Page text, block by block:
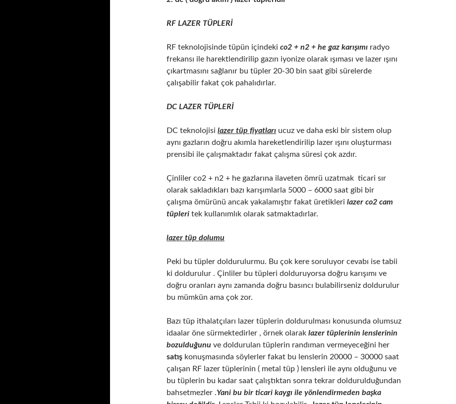
RF LAZER TÜPLERİ
RF teknolojisinde tüpün içindeki co2 + n2 + he gaz karışımı radyo
frekansı ile harektlendirilip gazın iyonize olarak ışıması ve lazer ışını
çıkartmasını sağlanır bu tüpler 20-30 bin saat gibi sürelerde
çalışabilir fakat çok pahalıdırlar.
DC LAZER TÜPLERİ
DC teknolojisi lazer tüp fiyatları ucuz ve daha eski bir sistem olup
aynı gazların doğru akımla hareketlendirilip lazer ışını oluşturması
prensibi ile çalışmaktadır fakat çalışma süresi çok azdır.
Çinliler co2 + n2 + he gazlarına ilaveten ömrü uzatmak ticari sır
olarak sakladıkları bazı karışımlarla 5000 – 6000 saat gibi bir
çalışma ömürünü ancak yakalamıştır fakat üretikleri lazer co2 cam
tüpleri tek kullanımlık olarak satmaktadırlar.
lazer tüp dolumu
Peki bu tüpler doldurulurmu. Bu çok kere soruluyor cevabı ise tabii
ki doldurulur . Çinliler bu tüpleri dolduruyorsa doğru karışımı ve
doğru oranları aynı zamanda doğru basıncı bulabilirseniz doldurulur
bu mümkün ama çok zor.
Bazı tüp ithalatçıları lazer tüplerin doldurulması konusunda olumsuz
idaalar öne sürmektedirler , örnek olarak lazer tüplerinin lenslerinin
bozulduğunu ve doldurulan tüplerin randıman vermeyeceğini her
satış konuşmasında söylerler fakat bu lenslerin 20000 – 30000 saat
çalışan RF lazer tüplerinin ( metal tüp ) lensleri ile aynı olduğunu ve
bu tüplerin bu kadar saat çalıştıktan sonra tekrar doldurulduğundan
bahsetmezler .Yani bu bir ticari kaygı ile yönlendirmeden başka